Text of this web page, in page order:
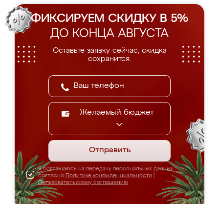
ФИКСИРУЕМ СКИДКУ В 5%
ДО КОНЦА АВГУСТА
Оставьте заявку сейчас, скидка
сохранится.
Желаемый бюджет
Отправить
Я соглашаюсь на передачу персональных данных
согласно Политике конфиденциальности
Пользовательскому соглашению